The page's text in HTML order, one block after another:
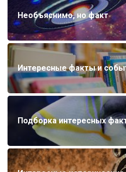
Необъяснимо, но факт
Интересные факты и
Подборка интересных